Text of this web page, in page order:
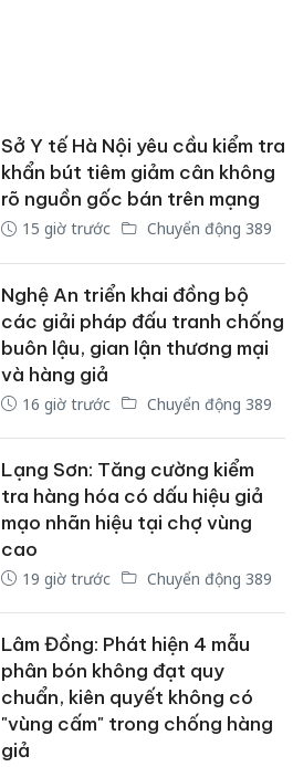
Sở Y tế Hà Nội yêu cầu kiểm tra
khẩn bút tiêm giảm cân không
rõ nguồn gốc bán trên mạng
15 giờ trước Chuyển động 389
Nghệ An triển khai đồng bộ
các giải pháp đấu tranh chống
buôn lậu, gian lận thương mại
và hàng giả
16 giờ trước Chuyển động 389
Lạng Sơn: Tăng cường kiểm
tra hàng hóa có dấu hiệu giả
mạo nhãn hiệu tại chợ vùng
cao
19 giờ trước Chuyển động 389
Lâm Đồng: Phát hiện 4 mẫu
phân bón không đạt quy
chuẩn, kiên quyết không có
"vùng cấm" trong chống hàng
giả